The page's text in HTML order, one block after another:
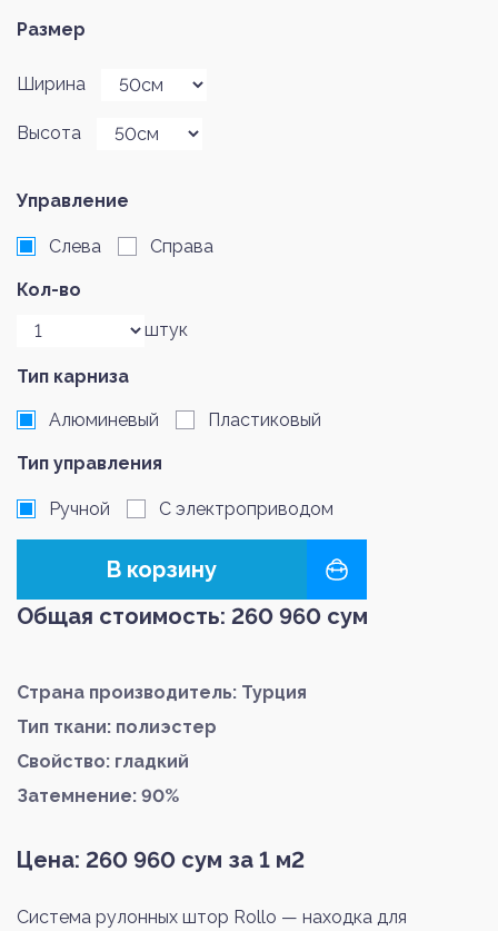
Размер
Ширина
Высота
Управление
Слева Справа
Кол-во
штук
Тип карниза
Алюминевый Пластиковый
Тип управления
Ручной С электроприводом
В корзину
Общая стоимость: 260 960 сум
Страна производитель: Турция
Тип ткани: полиэстер
Свойство: гладкий
Затемнение: 90%
Цена: 260 960 сум за 1 м2
Система рулонных штор Rollo — находка для